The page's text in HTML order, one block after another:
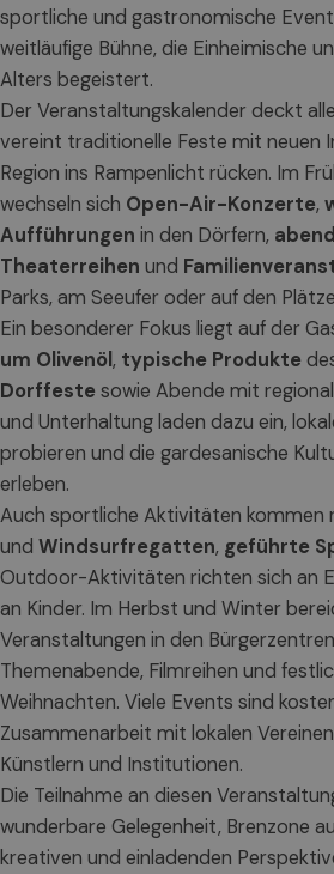
sportliche und gastronomische
weitläufige Bühne, die Einheimische
Alters begeistert.
Der Veranstaltungskalender deckt
vereint traditionelle Feste mit neuen
Region ins Rampenlicht rücken. Im
wechseln sich Open-Air-Konzerte,
Aufführungen in den Dörfern,
Theaterreihen und
Parks, am Seeufer oder auf den
Ein besonderer Fokus liegt auf der
um Olivenöl, typische Produkte
Dorffeste sowie Abende mit
und Unterhaltung laden dazu ein,
probieren und die gardesanische
erleben.
Auch sportliche Aktivitäten kommen
und Windsurfregatten, geführte
Outdoor-Aktivitäten richten sich an
an Kinder. Im Herbst und Winter
Veranstaltungen in den
Themenabende, Filmreihen und
Weihnachten. Viele Events sind
Zusammenarbeit mit lokalen
Künstlern und Institutionen.
Die Teilnahme an diesen
wunderbare Gelegenheit, Brenzone
kreativen und einladenden